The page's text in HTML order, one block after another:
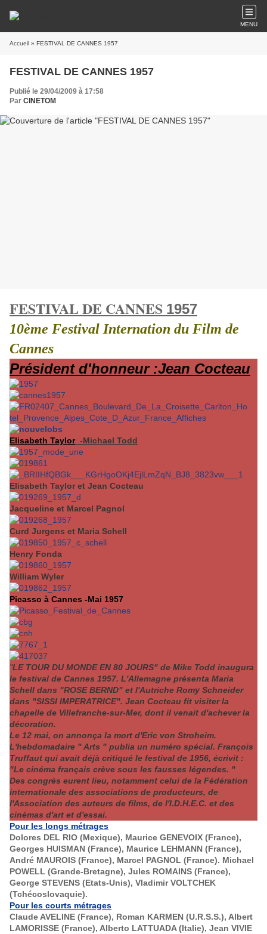
MENU
Accueil » FESTIVAL DE CANNES 1957
FESTIVAL DE CANNES 1957
Publié le 29/04/2009 à 17:58
Par CINETOM
FESTIVAL DE CANNES 1957
10ème Festival Internation du Film de
Cannes
Président d'honneur :Jean Cocteau
Elisabeth Taylor-Michael Todd
Elisabeth Taylor et Jean Cocteau
Jacqueline et Marcel Pagnol
Curd Jurgens et Maria Schell
Henry Fonda
William Wyler
Picasso à Cannes -Mai 1957
"LE TOUR DU MONDE EN 80 JOURS" de Mike Todd inaugura
le festival de Cannes 1957. L'Allemagne présenta Maria
Schell dans "ROSE BERND" et l'Autriche Romy Schneider
dans "SISSI IMPERATRICE". Jean Cocteau fit visiter la
chapelle de Villefranche-sur-Mer, dont il venait d'achever la
décoration.
Le 12 mai, on annonça la mort d'Eric von Stroheim.
L'hebdomadaire " Arts " publia un numéro spécial. François
Truffaut qui avait déjà critiqué le festival de 1956, écrivit :
"Le cinéma français crève sous les fausses légendes. "
Des congrès eurent lieu, notamment celui de la Fédération
internationale des associations de producteurs, de
l'Association des auteurs de films, de l'I.D.H.E.C. et des
cinémas d'art et d'essai.
Pour les longs métrages
Dolores DEL RIO (Mexique), Maurice GENEVOIX (France),
Georges HUISMAN (France), Maurice LEHMANN (France),
André MAUROIS (France), Marcel PAGNOL (France). Michael
POWELL (Grande-Bretagne), Jules ROMAINS (France),
George STEVENS (Etats-Unis), Vladimir VOLTCHEK
(Tchécoslovaquie).
Pour les courts métrages
Claude AVELINE (France), Roman KARMEN (U.R.S.S.), Albert
LAMORISSE (France), Alberto LATTUADA (Italie), Jean VIVIE